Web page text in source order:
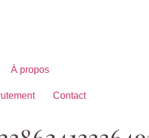
À propos
Contact